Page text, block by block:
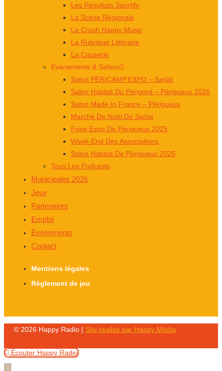
Les Résultats Sportifs
La Scène Régionale
Le Crush Happy Music
La Rubrique Littéraire
La Causerie
Événements & Salons
Salon PÉRICAMP’EXPO – Sarlat
Salon Habitat Du Périgord – Périgueux 2026
Salon Made In France – Périgueux
Marché De Noël De Sarlat
Foire Expo De Périgueux 2025
Week-End Des Associations
Salon Habitat De Périgueux 2025
Tous Les Podcasts
Municipales 2026
Jeux
Partenaires
Emploi
Évènements
Contact
Mentions légales
Règlement de jeu
© 2026 Happy Radio | Site réalisé par Happy Média
Écouter Happy Radio